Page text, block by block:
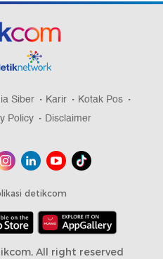
Siber Karir
Kotak Pos
Policy Disclaimer
detikcom
All right reserved